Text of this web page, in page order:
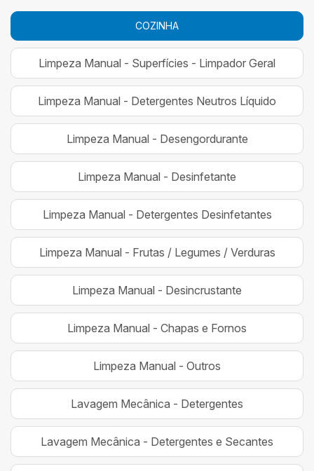
COZINHA
Limpeza Manual - Superfícies - Limpador Geral
Limpeza Manual - Detergentes Neutros Líquido
Limpeza Manual - Desengordurante
Limpeza Manual - Desinfetante
Limpeza Manual - Detergentes Desinfetantes
Limpeza Manual - Frutas / Legumes / Verduras
Limpeza Manual - Desincrustante
Limpeza Manual - Chapas e Fornos
Limpeza Manual - Outros
Lavagem Mecânica - Detergentes
Lavagem Mecânica - Detergentes e Secantes